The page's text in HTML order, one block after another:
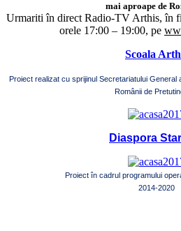
mai aproape de
Urmariti în direct Radio-TV Arthis, în
orele 17:00 – 19:00, pe
Scoala
Proiect realizat cu sprijinul Secretariatului
Românii de
Diaspora
Proiect în cadrul programului
2014-2020